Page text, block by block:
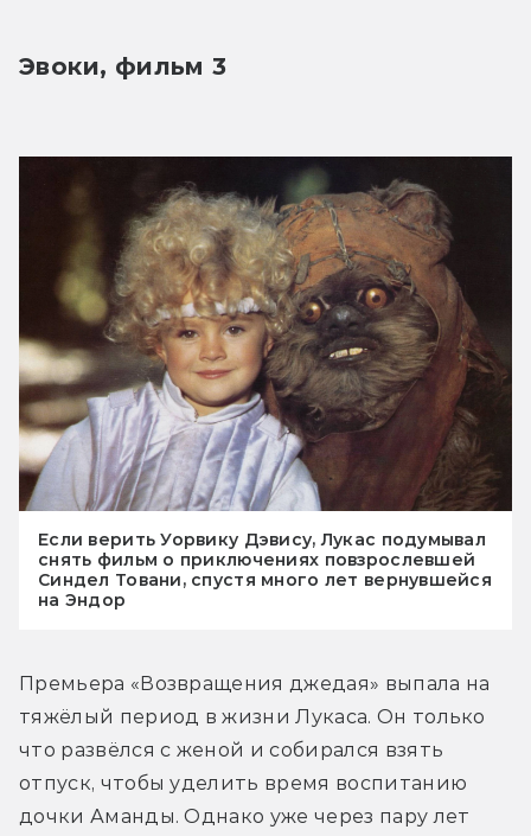
Эвоки, фильм 3
Если верить Уорвику Дэвису, Лукас подумывал
снять фильм о приключениях повзрослевшей
Синдел Товани, спустя много лет вернувшейся
на Эндор
Премьера «Возвращения джедая» выпала на
тяжёлый период в жизни Лукаса. Он только
что развёлся с женой и собирался взять
отпуск, чтобы уделить время воспитанию
дочки Аманды. Однако уже через пару лет